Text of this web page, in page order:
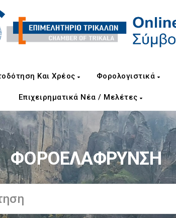
Και Χρέος Φορολογιστικά
Επιχειρηματικά Νέα / Μελέτες
ΦΟΡΟΕΛΑΦΡΥΝΣΗ